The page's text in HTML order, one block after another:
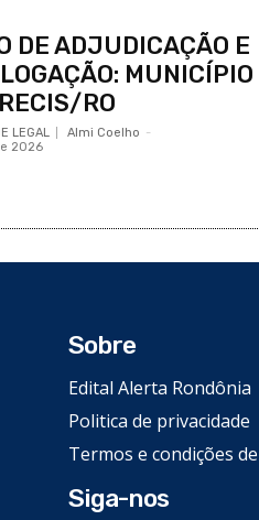
DE ADJUDICAÇÃO E
MUNICÍPIO
RO
LEGAL Almi Coelho -
2026
Sobre
Edital Alerta Rondônia
Politica de privacidade
Termos e condições
Siga-nos